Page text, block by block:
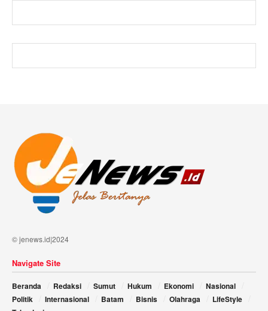
© jenews.id|2024
Navigate Site
Beranda Redaksi Sumut Hukum Ekonomi
Nasional
Politik
Internasional Batam Bisnis Olahraga
LifeStyle